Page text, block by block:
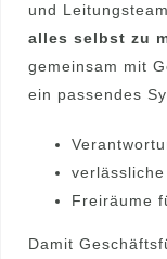
und
alles selbst zu
gemeinsam mit
ein passendes
Freiräume
Damit